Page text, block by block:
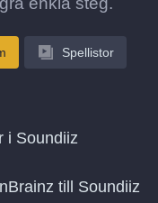
Spellistor
i Soundiiz
till Soundiiz